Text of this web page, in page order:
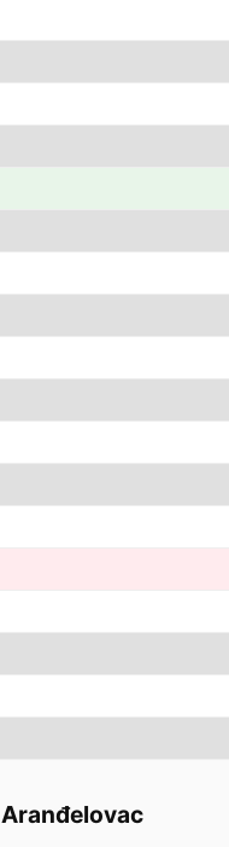
Aranđelovac